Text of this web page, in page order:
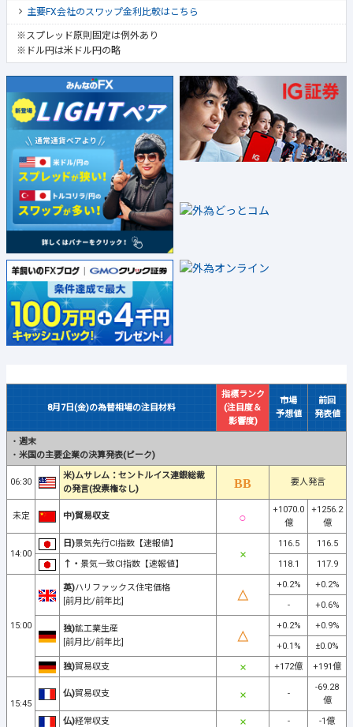
主要FX会社のスワップ金利比較はこちら
※スプレッド原則固定は例外あり
※ドル円は米ドル円の略
8月7日(金)の為替相場の注目材料
指標ランク
(注目度＆
影響度)
市場
予想値
前回
発表値
・ 週末
・ 米国の主要企業の決算発表(ピーク)
06:30
米)ムサレム：セントルイス連銀総裁
の発言(投票権なし)
要人発言
未定 中)貿易収支
+1070.0
億
+1256.2
億
14:00
日)景気先行CI指数【速報値】 116.5
116.5
↑・ 景気一致CI指数【速報値】 118.1 117.9
15:00
英)ハリファックス住宅価格
[前月比/前年比]
+0.2%
+0.2%
-
+0.6%
独)鉱工業生産
[前月比/前年比]
+0.2%
+0.9%
+0.1%
±0.0%
独)貿易収支 +172億 +191億
15:45
仏)貿易収支 -
-69.28
億
仏)経常収支 - -1億